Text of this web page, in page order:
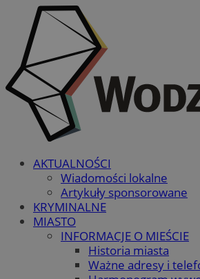
AKTUALNOŚCI
Wiadomości lokalne
Artykuły sponsorowane
KRYMINALNE
MIASTO
INFORMACJE O MIEŚCIE
Historia miasta
Ważne adresy i